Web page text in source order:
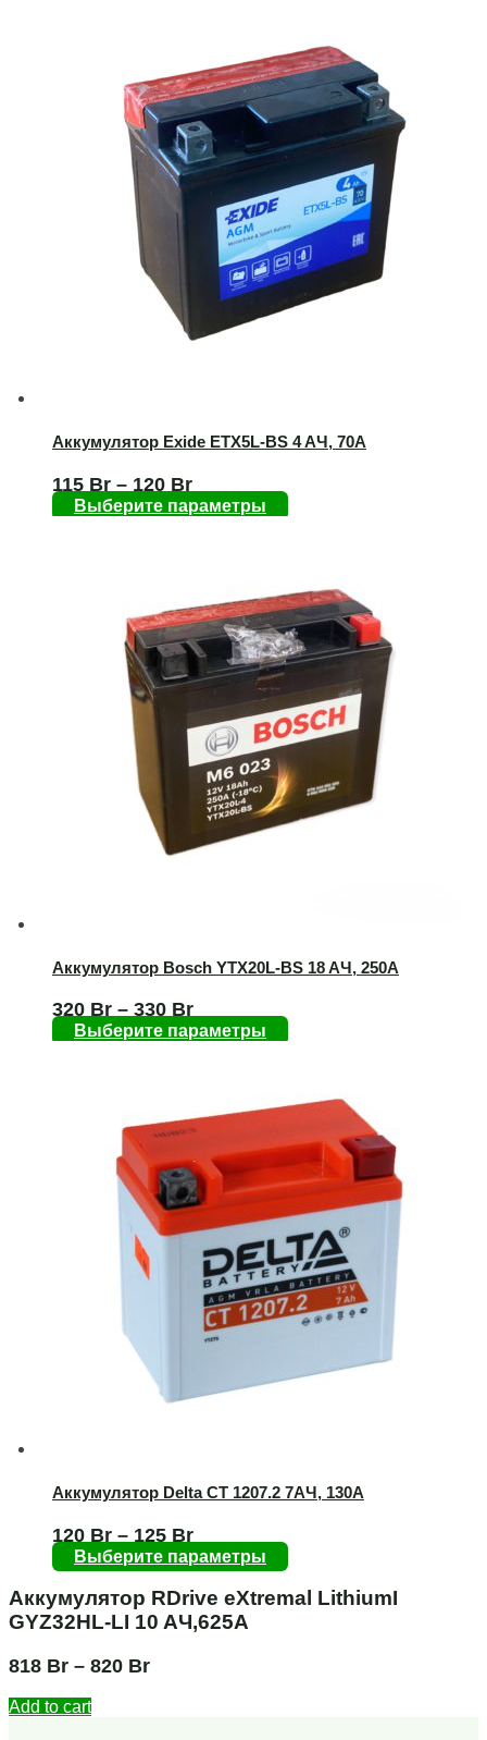
Аккумулятор Exide ETX5L-BS 4 AЧ, 70А
115 Br – 120 Br
Выберите параметры
Аккумулятор Bosch YTX20L-BS 18 AЧ, 250А
320 Br – 330 Br
Выберите параметры
Аккумулятор Delta CT 1207.2 7AЧ, 130А
120 Br – 125 Br
Выберите параметры
Аккумулятор RDrive eXtremal LithiumI
GYZ32HL-LI 10 AЧ,625А
818 Br – 820 Br
Add to cart